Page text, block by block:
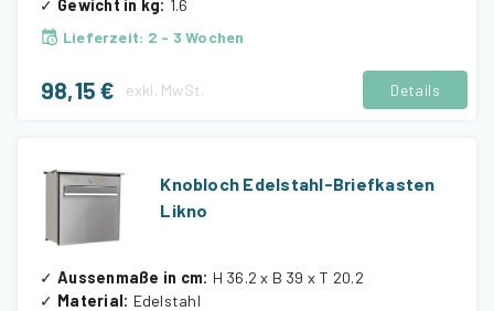
✓ Gewicht in kg: 1.6
Lieferzeit: 2 - 3 Wochen
98,15 € exkl. MwSt. Details
Knobloch Edelstahl-Briefkasten
Likno
✓ Aussenmaße in cm: H 36.2 x B 39 x T 20.2
✓ Material: Edelstahl